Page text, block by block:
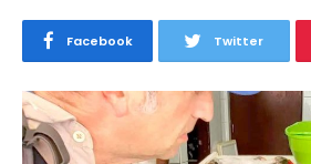
Facebook Twitter